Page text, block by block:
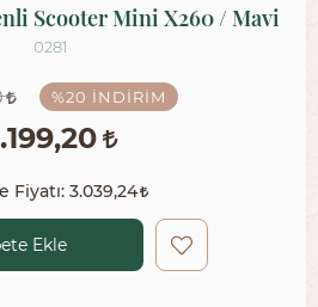
Scooter Mini X260 / Mavi
0281
%20 İNDIRIM
Fiyatı: 3.039,24
Ekle